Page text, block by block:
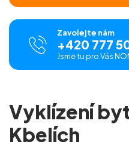
Zavolejte nám
+420 777
Jsme tu pro Vás
Vyklízení
Kbelích